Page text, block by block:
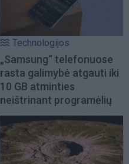
Technologijos
„Samsung“ telefonuose
rasta galimybė atgauti iki
10 GB atminties
neištrinant programėlių